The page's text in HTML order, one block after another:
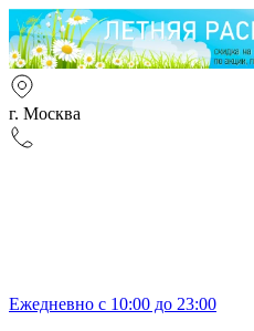
г. Москва
Ежедневно с 10:00 до 23:00